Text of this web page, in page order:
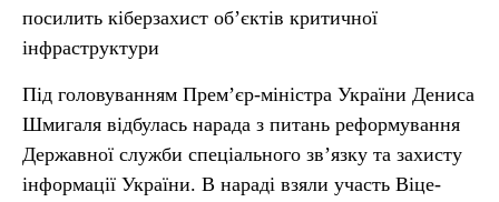
посилить кіберзахист об’єктів критичної
інфраструктури
Під головуванням Прем’єр-міністра України Дениса
Шмигаля відбулась нарада з питань реформування
Державної служби спеціального зв’язку та захисту
інформації України. В нараді взяли участь Віце-